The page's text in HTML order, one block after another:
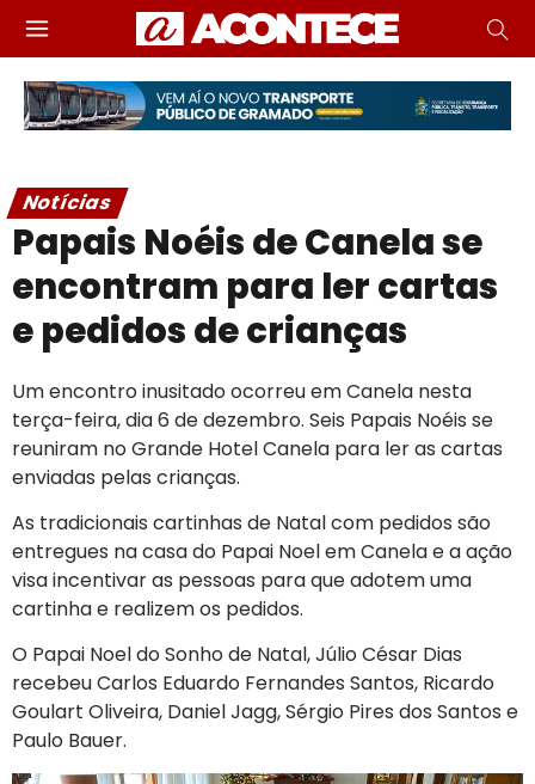
Notícias
Papais Noéis de Canela se
encontram para ler cartas
e pedidos de crianças
Um encontro inusitado ocorreu em Canela nesta
terça-feira, dia 6 de dezembro. Seis Papais Noéis se
reuniram no Grande Hotel Canela para ler as cartas
enviadas pelas crianças.
As tradicionais cartinhas de Natal com pedidos são
entregues na casa do Papai Noel em Canela e a ação
visa incentivar as pessoas para que adotem uma
cartinha e realizem os pedidos.
O Papai Noel do Sonho de Natal, Júlio César Dias
recebeu Carlos Eduardo Fernandes Santos, Ricardo
Goulart Oliveira, Daniel Jagg, Sérgio Pires dos Santos e
Paulo Bauer.